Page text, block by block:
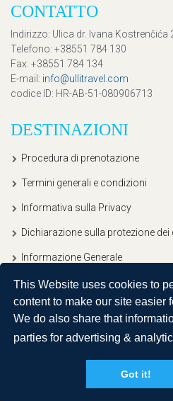
This Website uses cookies to
content to make our site easier
We do also share that
parties for advertising &
Got it!
CONTATTO
Indirizzo: Ulica dr. Ivana Kostrenčića
Telefono: +38551 784 130
Fax: +38551 784 134
E-mail: info@ullitravel.com
codice ID: HR-AB-51-080906713
DESTINAZIONI
Procedura di prenotazione
Termini generali e condizioni
Informativa sulla Privacy
Dichiarazione sulla protezione dei
Informazione Generale
Copyright © 2020, Ullitravel |